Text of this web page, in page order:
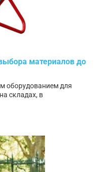
материалов до
оборудованием для
складах, в